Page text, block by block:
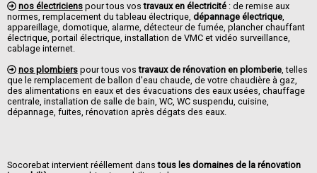
nos électricienspour tous vostravaux en électricité: de remise aux
normes, remplacement du tableau électrique, dépannage électrique,
appareillage, domotique, alarme, détecteur de fumée, plancher chauffant
électrique, portail électrique, installation de VMC et vidéo surveillance,
cablage internet.
nos plombierspour tous vostravaux de rénovation en plomberie, telles
que le remplacement de ballon d'eau chaude, de votre chaudière à gaz,
des alimentations en eaux et des évacuations des eaux usées, chauffage
centrale, installation de salle de bain, WC, WC suspendu, cuisine,
dépannage, fuites, rénovation après dégats des eaux.
Socorebat intervient rééllement danstous les domaines de la rénovation